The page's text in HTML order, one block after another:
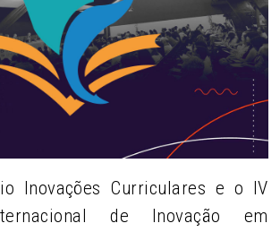
Inovações Curriculares e o IV
de Inovação em